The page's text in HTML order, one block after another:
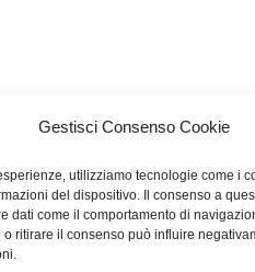
Gestisci Consenso Cookie
utilizziamo tecnologie come i
del dispositivo. Il consenso a
dati come il comportamento di
ritirare il consenso può influire
Concept: Annamaria De Paola -
Cookie &